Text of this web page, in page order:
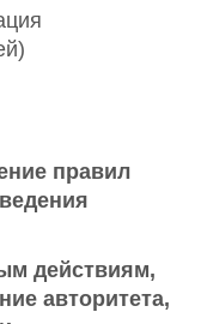
правил
действиям,
авторитета,